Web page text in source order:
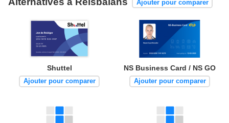
Ajouter pour comparer
Shuttel
Ajouter pour comparer
NS Business Card / NS GO
Ajouter pour comparer